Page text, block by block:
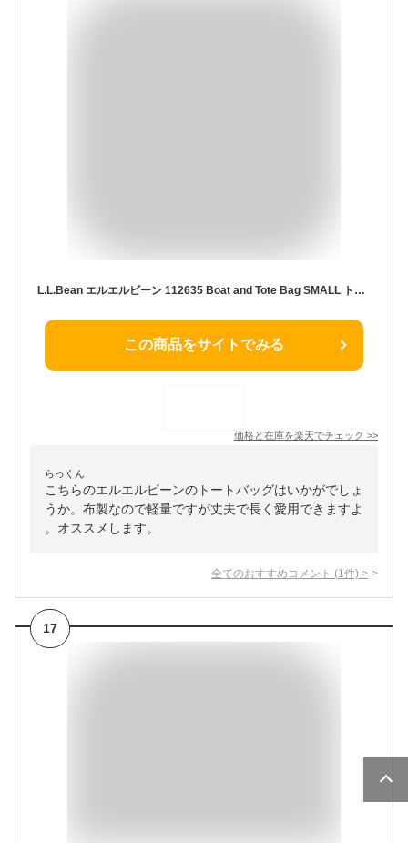
L.L.Bean エルエルビーン 112635 Boat and Tote Bag SMALL トートバッグ バッグ カバン ブランド ショルダー ネイビー ユニセックス
この商品をサイトでみる
価格と在庫を楽天でチェック >>
らっくん
こちらのエルエルビーンのトートバッグはいかがでしょ
うか。布製なので軽量ですが丈夫で長く愛用できますよ
。オススメします。
全てのおすすめコメント (1 件) >
17